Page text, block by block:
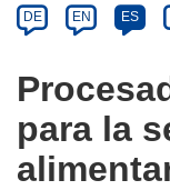
Category
Article
available
the
following
languages:
DE EN ES
para la